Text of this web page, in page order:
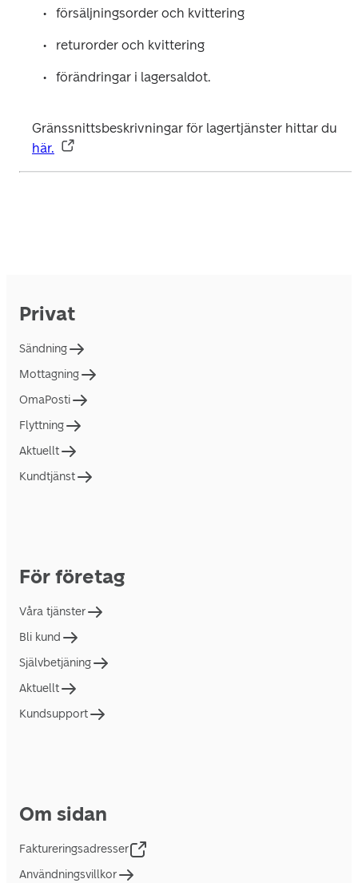
försäljningsorder och kvittering
returorder och kvittering
förändringar i lagersaldot.
här.
Privat
Sändning
Mottagning
OmaPosti
Flyttning
Aktuellt
Kundtjänst
För företag
Våra tjänster
Bli kund
Självbetjäning
Aktuellt
Kundsupport
Om sidan
Faktureringsadresser
Användningsvillkor